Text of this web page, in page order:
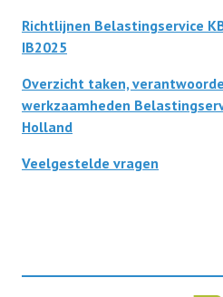
Informatie
Info HUBA’s
Diverse
Proclaimer
Richtlijnen Belastingservice
IB2025
Overzicht taken,
werkzaamheden
Holland
Veelgestelde vragen